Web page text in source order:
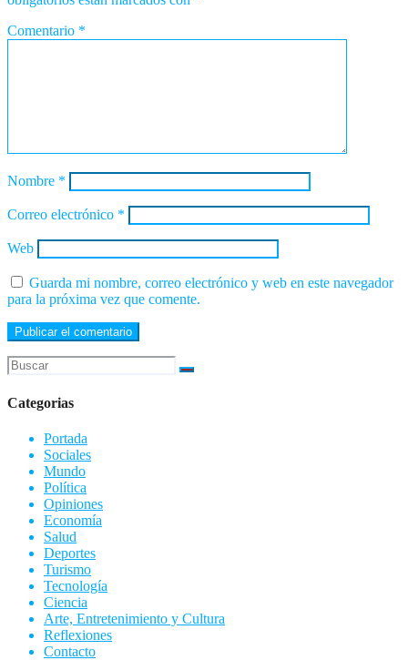
Comentario *
Nombre *
Correo electrónico *
Web
Guarda mi nombre, correo electrónico y web en este navegador
para la próxima vez que comente.
Categorias
Portada
Sociales
Mundo
Política
Opiniones
Economía
Salud
Deportes
Turismo
Tecnología
Ciencia
Arte, Entretenimiento y Cultura
Reflexiones
Contacto